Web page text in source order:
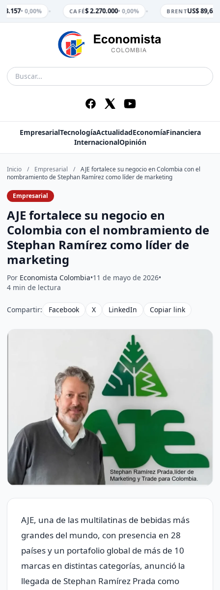
3.157• 0,00% CAFÉ$ 2.270.000• 0,00% BRENTUS$ 89,65•
EmpresarialTecnologíaActualidadEconomíaFinanciera
InternacionalOpinión
Inicio / Empresarial /
AJE fortalece su negocio en Colombia con el
nombramiento de Stephan Ramírez como líder de marketing
Empresarial
AJE fortalece su negocio en
Colombia con el nombramiento de
Stephan Ramírez como líder de
marketing
Por Economista Colombia•11 de mayo de 2026•
4 min de lectura
Compartir: Facebook X LinkedIn Copiar link
AJE, una de las multilatinas de bebidas más
grandes del mundo, con presencia en 28
países y un portafolio global de más de 10
marcas en distintas categorías, anunció la
llegada de Stephan Ramírez Prada como